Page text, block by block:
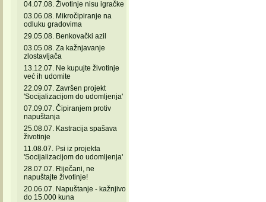
04.07.08. Životinje nisu igračke
03.06.08. Mikročipiranje na
odluku gradovima
29.05.08. Benkovački azil
03.05.08. Za kažnjavanje
zlostavljača
13.12.07. Ne kupujte životinje
već ih udomite
22.09.07. Završen projekt
'Socijalizacijom do udomljenja'
07.09.07. Čipiranjem protiv
napuštanja
25.08.07. Kastracija spašava
životinje
11.08.07. Psi iz projekta
'Socijalizacijom do udomljenja'
28.07.07. Riječani, ne
napuštajte životinje!
20.06.07. Napuštanje - kažnjivo
do 15.000 kuna